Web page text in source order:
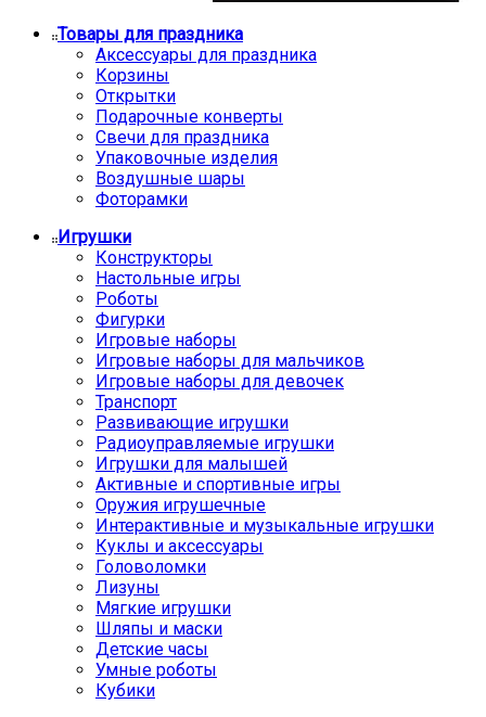
Товары для праздника
Аксессуары для праздника
Корзины
Открытки
Подарочные конверты
Свечи для праздника
Упаковочные изделия
Воздушные шары
Фоторамки
Игрушки
Конструкторы
Настольные игры
Роботы
Фигурки
Игровые наборы
Игровые наборы для мальчиков
Игровые наборы для девочек
Транспорт
Развивающие игрушки
Радиоуправляемые игрушки
Игрушки для малышей
Активные и спортивные игры
Оружия игрушечные
Интерактивные и музыкальные игрушки
Куклы и аксессуары
Головоломки
Лизуны
Мягкие игрушки
Шляпы и маски
Детские часы
Умные роботы
Кубики